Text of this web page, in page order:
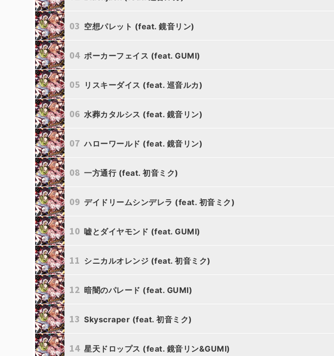
ゆちゃP
03 空想パレット (feat. 鏡音リン)
ゆちゃP
04 ポーカーフェイス (feat. GUMI)
ゆちゃP
05 リスキーダイス (feat. 巡音ルカ)
ゆちゃP
06 水葬カタルシス (feat. 鏡音リン)
ゆちゃP
07 ハローワールド (feat. 鏡音リン)
ゆちゃP
08 一方通行 (feat. 初音ミク)
ゆちゃP
09 デイドリームシンデレラ (feat. 初音ミク)
ゆちゃP
10 嘘とダイヤモンド (feat. GUMI)
ゆちゃP
11 シニカルオレンジ (feat. 初音ミク)
ゆちゃP
12 暗闇のパレード (feat. GUMI)
ゆちゃP
13 Skyscraper (feat. 初音ミク)
ゆちゃP
14 星天ドロップス (feat. 鏡音リン&GUMI)